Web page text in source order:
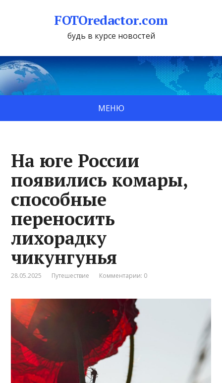
FOTOredactor.com
будь в курсе новостей
МЕНЮ
На юге России
появились комары,
способные
переносить
лихорадку
чикунгунья
28.05.2025 Путешествие Комментарии: 0